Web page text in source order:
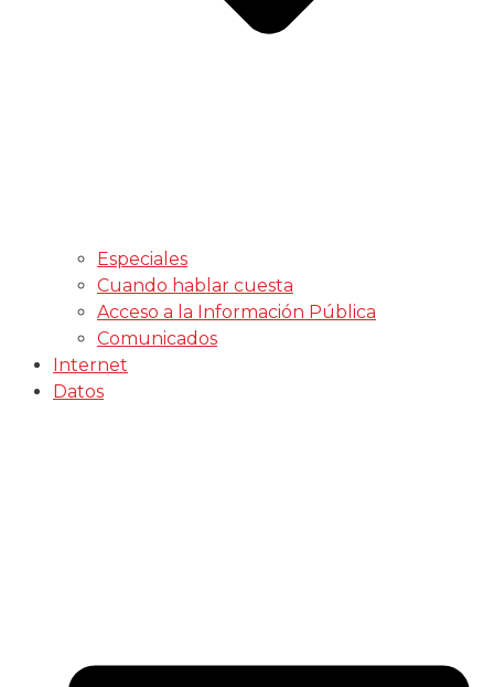
Especiales
Cuando hablar cuesta
Acceso a la Información Pública
Comunicados
Internet
Datos